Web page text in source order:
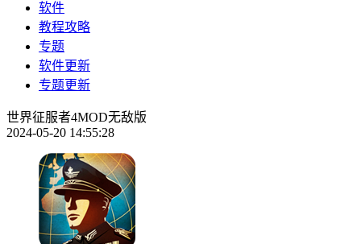
软件
教程攻略
专题
软件更新
专题更新
世界征服者4MOD无敌版
2024-05-20 14:55:28